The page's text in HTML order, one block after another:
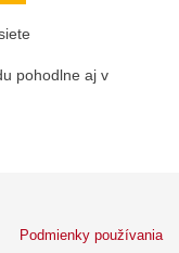
pohodlne aj v
Podmienky používania